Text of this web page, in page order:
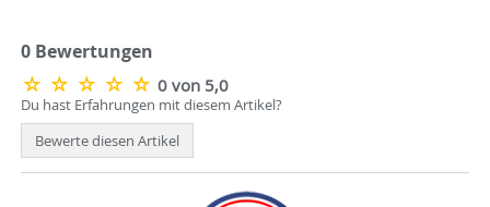
0 Bewertungen
0 von 5,0
Du hast Erfahrungen mit diesem Artikel?
Bewerte diesen Artikel